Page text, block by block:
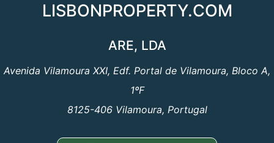
LISBONPROPERTY.COM
ARE, LDA
Avenida Vilamoura XXI, Edf. Portal de Vilamoura, Bloco A,
1ºF
8125-406 Vilamoura, Portugal